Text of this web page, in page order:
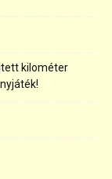
kilométer